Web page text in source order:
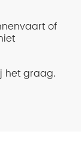
of
het graag.